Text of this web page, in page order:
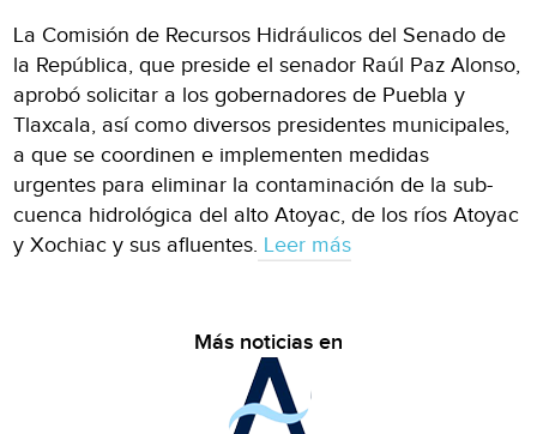
La Comisión de Recursos Hidráulicos del Senado de
la República, que preside el senador Raúl Paz Alonso,
aprobó solicitar a los gobernadores de Puebla y
Tlaxcala, así como diversos presidentes municipales,
a que se coordinen e implementen medidas
urgentes para eliminar la contaminación de la sub-
cuenca hidrológica del alto Atoyac, de los ríos Atoyac
y Xochiac y sus afluentes. Leer más
Más noticias en